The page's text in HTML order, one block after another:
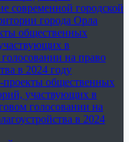
современной городской
города Орла
общественных
в
на право
в 2024 году
проекты общественных
участвующих в
голосовании на
в 2024